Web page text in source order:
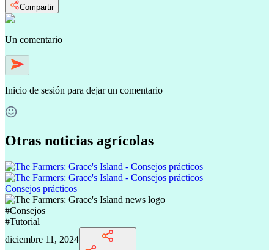
Compartir
Un comentario
Inicio de sesión para dejar un comentario
Otras noticias agrícolas
Consejos prácticos
#Consejos
#Tutorial
diciembre 11, 2024